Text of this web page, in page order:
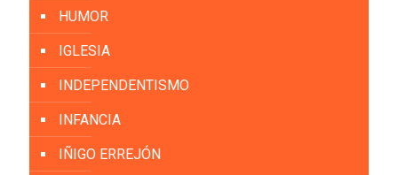
HUMOR
IGLESIA
INDEPENDENTISMO
INFANCIA
IÑIGO ERREJÓN